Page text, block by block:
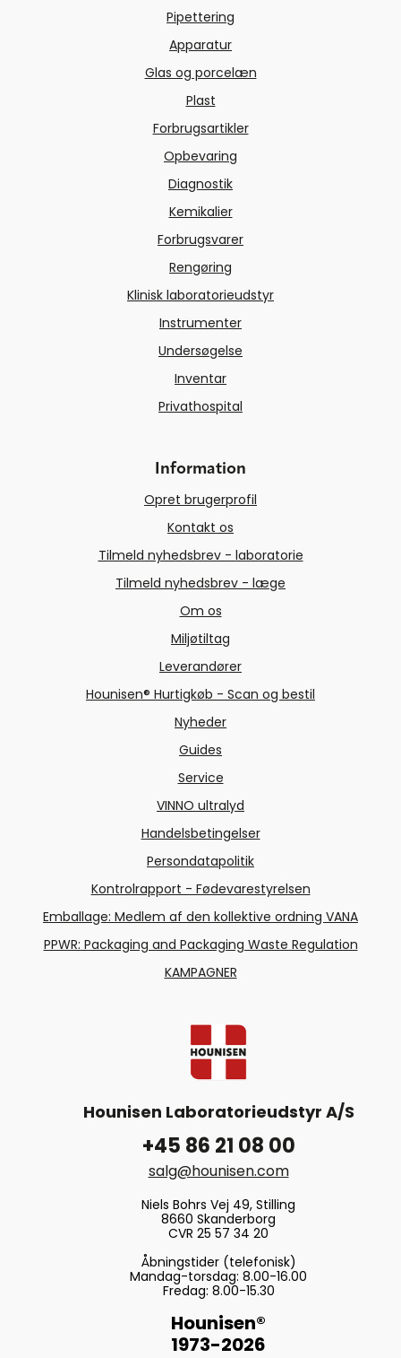
Pipettering
Apparatur
Glas og porcelæn
Plast
Forbrugsartikler
Opbevaring
Diagnostik
Kemikalier
Forbrugsvarer
Rengøring
Klinisk laboratorieudstyr
Instrumenter
Undersøgelse
Inventar
Privathospital
Information
Opret brugerprofil
Kontakt os
Tilmeld nyhedsbrev - laboratorie
Tilmeld nyhedsbrev - læge
Om os
Miljøtiltag
Leverandører
Hounisen® Hurtigkøb - Scan og bestil
Nyheder
Guides
Service
VINNO ultralyd
Handelsbetingelser
Persondatapolitik
Kontrolrapport - Fødevarestyrelsen
Emballage: Medlem af den kollektive ordning VANA
PPWR: Packaging and Packaging Waste Regulation
KAMPAGNER
Hounisen Laboratorieudstyr A/S
+45 86 21 08 00
salg@hounisen.com
Niels Bohrs Vej 49, Stilling
8660 Skanderborg
CVR 25 57 34 20
Åbningstider (telefonisk)
Mandag-torsdag: 8.00-16.00
Fredag: 8.00-15.30
Hounisen®
1973-2026